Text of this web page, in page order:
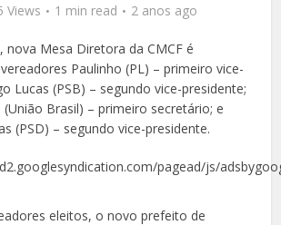
Views
1 min read 2 anos ago
nova Mesa Diretora da CMCF é
Paulinho (PL) – primeiro vice-
Lucas (PSB) – segundo vice-presidente;
(União Brasil) – primeiro secretário; e
(PSD) – segundo vice-presidente.
pagead/js/
eleitos, o novo prefeito de